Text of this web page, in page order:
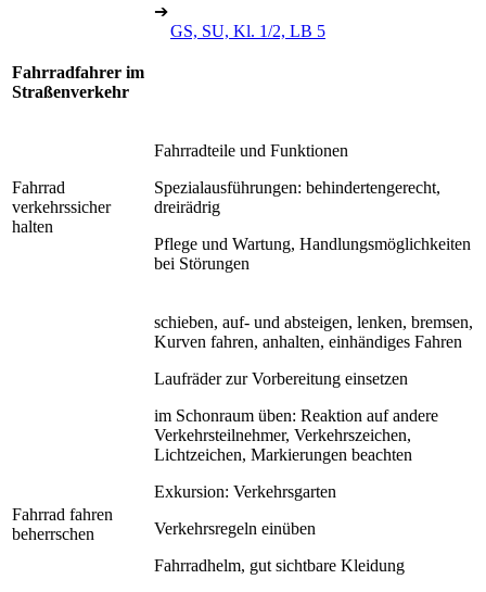
➔
GS, SU, Kl. 1/2, LB 5
Fahrradfahrer im
Straßenverkehr
Fahrrad
verkehrssicher
halten
Fahrradteile und Funktionen
Spezialausführungen: behindertengerecht,
dreirädrig
Pflege und Wartung, Handlungsmöglichkeiten
bei Störungen
Fahrrad fahren
beherrschen
schieben, auf- und absteigen, lenken, bremsen,
Kurven fahren, anhalten, einhändiges Fahren
Laufräder zur Vorbereitung einsetzen
im Schonraum üben: Reaktion auf andere
Verkehrsteilnehmer, Verkehrszeichen,
Lichtzeichen, Markierungen beachten
Exkursion: Verkehrsgarten
Verkehrsregeln einüben
Fahrradhelm, gut sichtbare Kleidung